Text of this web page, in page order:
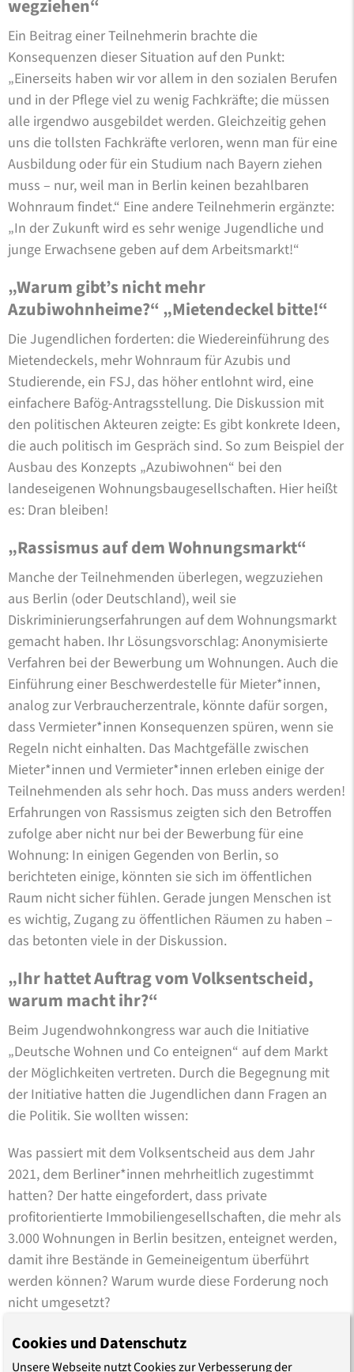
wegziehen“
Ein Beitrag einer Teilnehmerin brachte die
Konsequenzen dieser Situation auf den Punkt:
„Einerseits haben wir vor allem in den sozialen Berufen
und in der Pflege viel zu wenig Fachkräfte; die müssen
alle irgendwo ausgebildet werden. Gleichzeitig gehen
uns die tollsten Fachkräfte verloren, wenn man für eine
Ausbildung oder für ein Studium nach Bayern ziehen
muss – nur, weil man in Berlin keinen bezahlbaren
Wohnraum findet.“ Eine andere Teilnehmerin ergänzte:
„In der Zukunft wird es sehr wenige Jugendliche und
junge Erwachsene geben auf dem Arbeitsmarkt!“
„Warum gibt’s nicht mehr
Azubiwohnheime?“ „Mietendeckel bitte!“
Die Jugendlichen forderten: die Wiedereinführung des
Mietendeckels, mehr Wohnraum für Azubis und
Studierende, ein FSJ, das höher entlohnt wird, eine
einfachere Bafög-Antragsstellung. Die Diskussion mit
den politischen Akteuren zeigte: Es gibt konkrete Ideen,
die auch politisch im Gespräch sind. So zum Beispiel der
Ausbau des Konzepts „Azubiwohnen“ bei den
landeseigenen Wohnungsbaugesellschaften. Hier heißt
es: Dran bleiben!
„Rassismus auf dem Wohnungsmarkt“
Manche der Teilnehmenden überlegen, wegzuziehen
aus Berlin (oder Deutschland), weil sie
Diskriminierungserfahrungen auf dem Wohnungsmarkt
gemacht haben. Ihr Lösungsvorschlag: Anonymisierte
Verfahren bei der Bewerbung um Wohnungen. Auch die
Einführung einer Beschwerdestelle für Mieter*innen,
analog zur Verbraucherzentrale, könnte dafür sorgen,
dass Vermieter*innen Konsequenzen spüren, wenn sie
Regeln nicht einhalten. Das Machtgefälle zwischen
Mieter*innen und Vermieter*innen erleben einige der
Teilnehmenden als sehr hoch. Das muss anders werden!
Erfahrungen von Rassismus zeigten sich den Betroffen
zufolge aber nicht nur bei der Bewerbung für eine
Wohnung: In einigen Gegenden von Berlin, so
berichteten einige, könnten sie sich im öffentlichen
Raum nicht sicher fühlen. Gerade jungen Menschen ist
es wichtig, Zugang zu öffentlichen Räumen zu haben –
das betonten viele in der Diskussion.
„Ihr hattet Auftrag vom Volksentscheid,
warum macht ihr?“
Beim Jugendwohnkongress war auch die Initiative
„Deutsche Wohnen und Co enteignen“ auf dem Markt
der Möglichkeiten vertreten. Durch die Begegnung mit
der Initiative hatten die Jugendlichen dann Fragen an
die Politik. Sie wollten wissen:
Was passiert mit dem Volksentscheid aus dem Jahr
2021, dem Berliner*innen mehrheitlich zugestimmt
hatten? Der hatte eingefordert, dass private
profitorientierte Immobiliengesellschaften, die mehr als
3.000 Wohnungen in Berlin besitzen, enteignet werden,
damit ihre Bestände in Gemeineigentum überführt
werden können? Warum wurde diese Forderung noch
nicht umgesetzt?
„Was tun bei Leerstand?“
Cookies und Datenschutz
Unsere Webseite nutzt Cookies zur Verbesserung der